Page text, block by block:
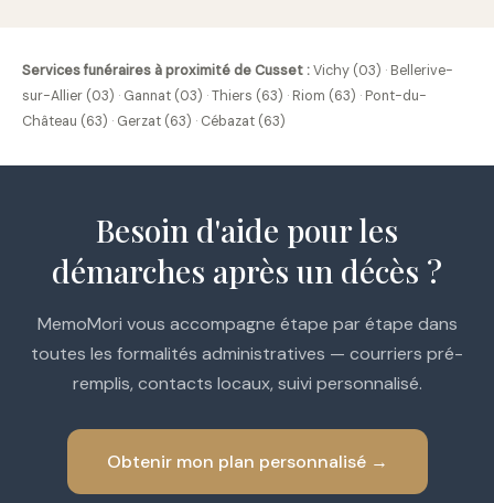
Services funéraires à proximité de Cusset :Vichy (03) · Bellerive-
sur-Allier (03) · Gannat (03) ·Thiers (63) · Riom (63) · Pont-du-
Château (63) · Gerzat (63) · Cébazat (63)
Besoin d'aide pour les
démarches après un décès ?
MemoMori vous accompagne étape par étape dans
toutes les formalités administratives — courriers pré-
remplis, contacts locaux, suivi personnalisé.
Obtenir mon plan personnalisé →